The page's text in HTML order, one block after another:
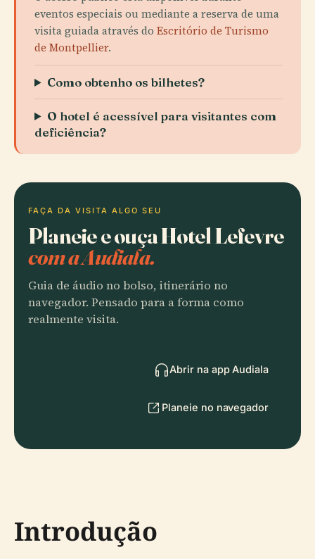
eventos especiais ou mediante a reserva de uma
visita guiada através do Escritório de Turismo
de Montpellier.
Como obtenho os bilhetes?
O hotel é acessível para visitantes com
deficiência?
FAÇA DA VISITA ALGO SEU
Planeie e ouça Hotel Lefevre
com a Audiala.
Guia de áudio no bolso, itinerário no
navegador. Pensado para a forma como
realmente visita.
Abrir na app Audiala
Planeie no navegador
Introdução